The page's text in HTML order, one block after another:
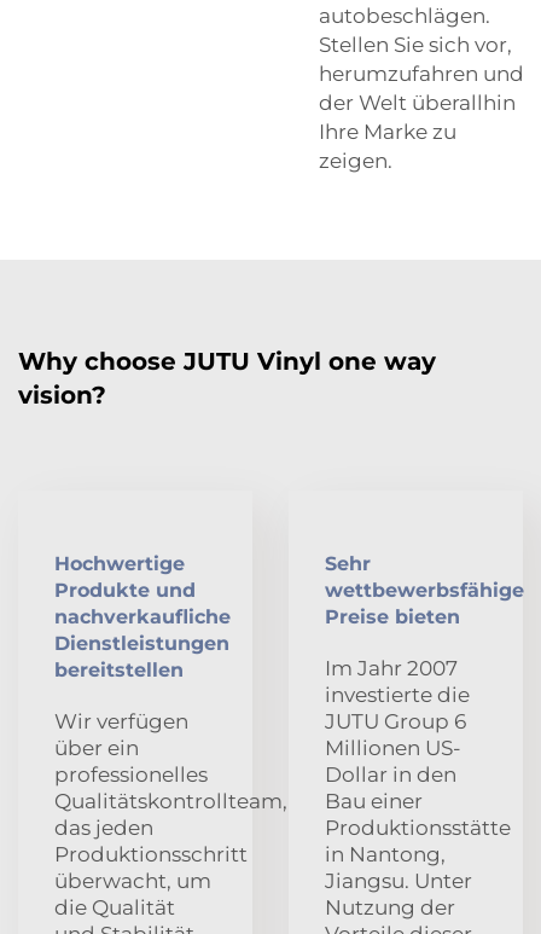
autobeschlägen.
Stellen Sie sich vor,
herumzufahren und
der Welt überallhin
Ihre Marke zu
zeigen.
Why choose JUTU Vinyl one way
vision?
Hochwertige
Produkte und
nachverkaufliche
Dienstleistungen
bereitstellen
Wir verfügen
über ein
professionelles
Qualitätskontrollteam,
das jeden
Produktionsschritt
überwacht, um
die Qualität
Sehr
wettbewerbsfähige
Preise bieten
Im Jahr 2007
investierte die
JUTU Group 6
Millionen US-
Dollar in den
Bau einer
Produktionsstätte
in Nantong,
Jiangsu. Unter
Nutzung der